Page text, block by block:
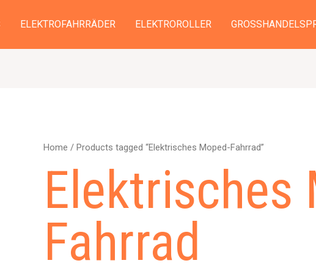
ELEKTROFAHRRÄDER ELEKTROROLLER
Home / Products tagged “Elektrisches Moped-Fahrrad”
Elektrisches
Fahrrad